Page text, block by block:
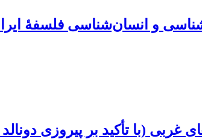
و انسان‌شناسی فلسفۀ
(با تأکید بر پیروزی